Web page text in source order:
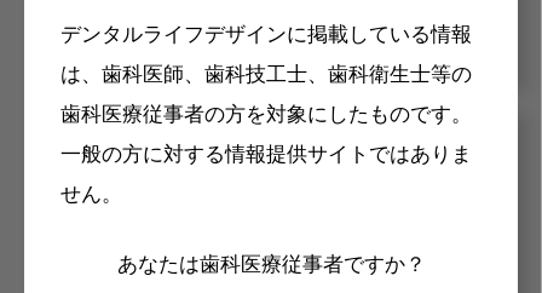
デンタルライフデザインに掲載している情報
は、歯科医師、歯科技工士、歯科衛生士等の
歯科医療従事者の方を対象にしたものです。
一般の方に対する情報提供サイトではありま
せん。
あなたは歯科医療従事者ですか？
メリット